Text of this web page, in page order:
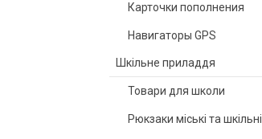
Карточки пополнения
Навигаторы GPS
Шкільне приладдя
Товари для школи
Рюкзаки міські та шкільні